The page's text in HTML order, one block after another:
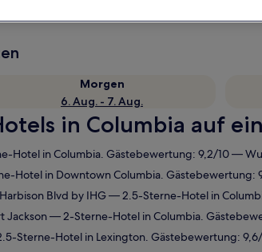
Morgen
6. Aug. - 7. Aug.
in Columbia auf
Hotel in Columbia. Gästebewertung: 9,2/10 —
Hotel in Downtown Columbia. Gästebewertung:
Blvd by IHG— 2.5-Sterne-Hotel in
Jackson— 2-Sterne-Hotel in Columbia.
Sterne-Hotel in Lexington. Gästebewertung: